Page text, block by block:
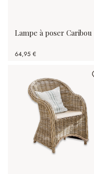
Lampe à poser Caribou
64,95 €